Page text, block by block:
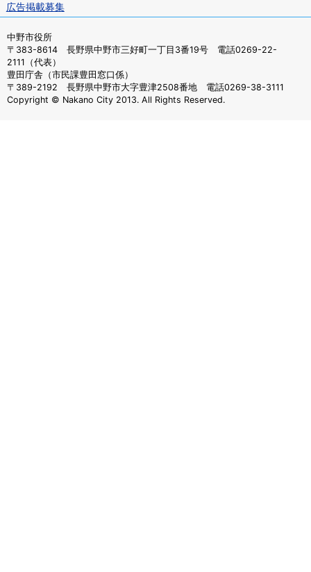
広告掲載募集
中野市役所
〒383-8614 長野県中野市三好町一丁目3番19号 電話0269-22-
2111（代表）
豊田庁舎（市民課豊田窓口係）
〒389-2192 長野県中野市大字豊津2508番地 電話0269-38-3111
Copyright © Nakano City 2013. All Rights Reserved.